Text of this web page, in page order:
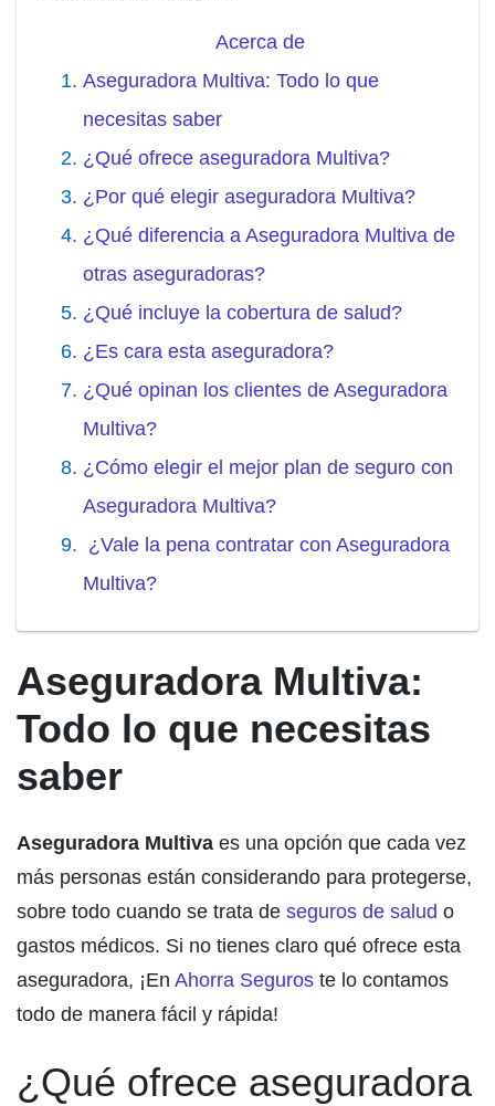
Acerca de
Aseguradora Multiva: Todo lo que
necesitas saber
¿Qué ofrece aseguradora Multiva?
¿Por qué elegir aseguradora Multiva?
¿Qué diferencia a Aseguradora Multiva de
otras aseguradoras?
¿Qué incluye la cobertura de salud?
¿Es cara esta aseguradora?
¿Qué opinan los clientes de Aseguradora
Multiva?
¿Cómo elegir el mejor plan de seguro con
Aseguradora Multiva?
¿Vale la pena contratar con Aseguradora
Multiva?
Aseguradora Multiva:
Todo lo que necesitas
saber
Aseguradora Multiva es una opción que cada vez
más personas están considerando para protegerse,
sobre todo cuando se trata de seguros de salud o
gastos médicos. Si no tienes claro qué ofrece esta
aseguradora, ¡En Ahorra Seguros te lo contamos
todo de manera fácil y rápida!
¿Qué ofrece aseguradora